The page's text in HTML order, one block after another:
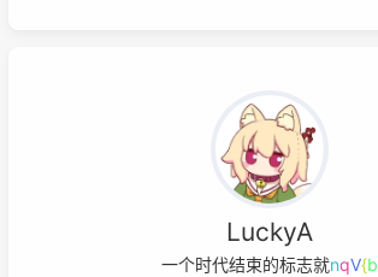
LuckyA
一个时代结束的标志就是它开Q*&